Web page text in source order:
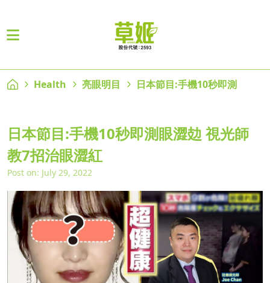
Health 亮眼明目 日本節目:手機10秒即測
日本節目:手機10秒即測眼澀攰 視光師
教7招治眼澀紅
Post on: July 29, 2022